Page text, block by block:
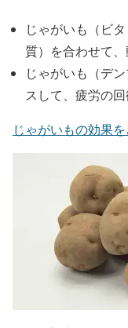
じゃがいも（ビ
質）を合わせて
じゃがいも（デ
スして、疲労の回
じゃがいもの効果